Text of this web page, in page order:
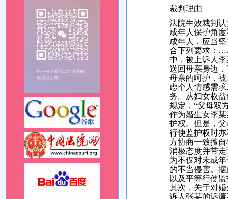
我会及时给您解答。如果满意请您在问题
解决的同时把我推荐给您身边需要帮助的
朋友，谢谢！
服务热线： 17753181492 15964027812
执业机构：山东国曜琴岛律师事务所
地 址：济南市历下区山大路264号国曜律
师楼（山大路南首）
乘车路线：可乘117、115、K56、137、
裁判理由
法院生效裁判
成年人保护角
成年人，应当
合下列要求：
中，被上诉人
送回母亲身边
母亲的呵护，
虑个人情感需
务。从妇女权
规定，“父母双
作为婚生女李
护权。但是，
行使监护权时
方协商一致擅
消极态度并带
为不仅对未成
的不当侵害。
以及平等行使
其次，关于对
诉人张某的诉